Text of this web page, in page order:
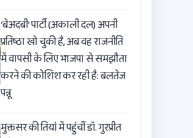
‘बेअदबी’ पार्टी (अकाली दल) अपनी
प्रतिष्ठा खो चुकी है, अब वह राजनीति
में वापसी के लिए भाजपा से समझौता
करने की कोशिश कर रही है: बलतेज
पन्नू
मुक्तसर की तियां में पहुंचीं डॉ. गुरप्रीत